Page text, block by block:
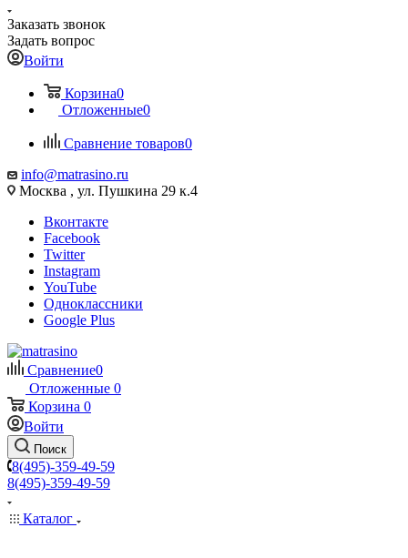
Заказать звонок
Задать вопрос
Войти
Корзина0
Отложенные0
Сравнение товаров0
info@matrasino.ru
Москва , ул. Пушкина 29 к.4
Вконтакте
Facebook
Twitter
Instagram
YouTube
Одноклассники
Google Plus
Сравнение0
Отложенные 0
Корзина 0
Войти
Поиск
8(495)-359-49-59
8(495)-359-49-59
Каталог